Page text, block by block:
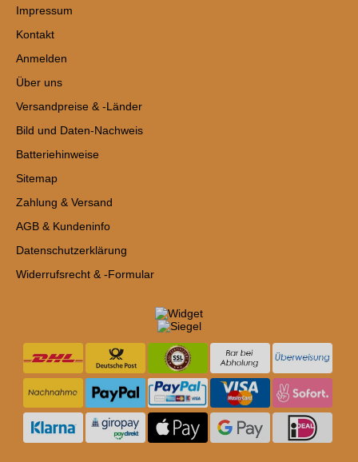
Impressum
Kontakt
Anmelden
Über uns
Versandpreise & -Länder
Bild und Daten-Nachweis
Batteriehinweise
Sitemap
Zahlung & Versand
AGB & Kundeninfo
Datenschutzerklärung
Widerrufsrecht & -Formular